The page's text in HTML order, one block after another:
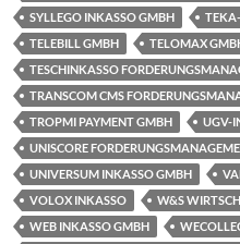
SYLLEGO INKASSO GMBH
TELEBILL GMBH
TELOMAX
TESCHINKASSO
TRANSCOM CMS
TROPMI PAYMENT GMBH
UGV-
UNISCORE
UNIVERSUM INKASSO GMBH
VOLOX INKASSO
W&S
WEB INKASSO GMBH